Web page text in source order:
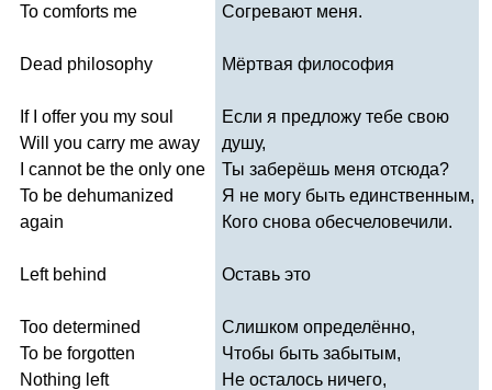
To comforts me
Dead philosophy
If offer you my soul
Will
you carry me away
cannot be the only one
To be dehumanized
again
Left behind
Too determined
To be forgotten
Nothing left
Согревают меня.
Мёртвая философия
Если я предложу тебе свою
душу,
Ты заберёшь меня отсюда?
Я не могу быть единственным,
Кого снова обесчеловечили.
Оставь это
Слишком определённо,
Чтобы быть забытым,
Не осталось ничего,